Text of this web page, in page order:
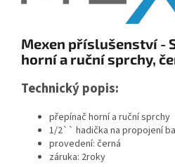
Mexen příslušenství -
horní a ruční sprchy,
Technický popis:
přepínač horní a ruční sprchy
1/2`` hadička na propojení
provedení: černá
záruka: 2roky